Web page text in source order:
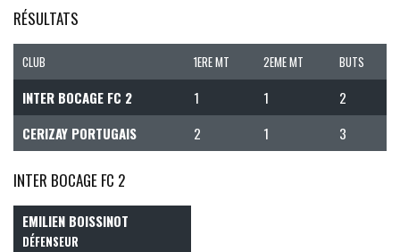
RÉSULTATS
CLUB 1ERE MT 2EME MT BUTS
INTER BOCAGE FC 2 1 1
2
CERIZAY PORTUGAIS
2 1 3
INTER BOCAGE FC 2
EMILIEN BOISSINOT
DÉFENSEUR